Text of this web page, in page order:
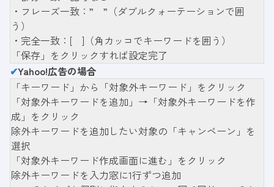
・フレーズ一致：” ”（ダブルクォーテーションで囲
う）
・完全一致：[ ]（角カッコでキーワードを囲う）
「保存」をクリックすれば設定完了
✔Yahoo!広告の場合
「キーワード」から「対象外キーワード」をクリック
「対象外キーワードを追加」→「対象外キーワードを作
成」をクリック
除外キーワードを追加したい対象の「キャンペーン」を
選択
「対象外キーワード作成画面に進む」をクリック
除外キーワードを入力窓に1行ずつ追加